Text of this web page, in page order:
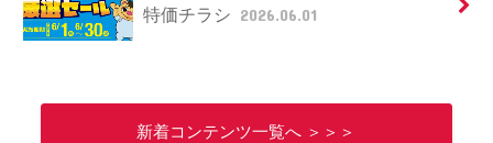
特価チラシ 2026.06.01
新着コンテンツ一覧へ ＞＞＞